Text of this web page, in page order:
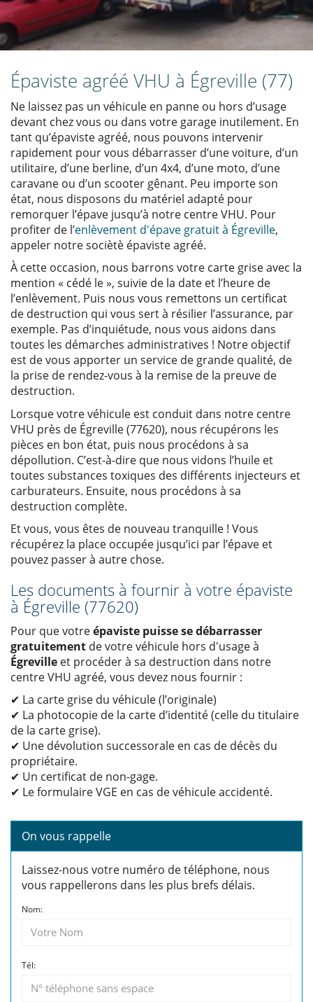
Épaviste agréé VHU à Égreville (77)
Ne laissez pas un véhicule en panne ou hors d’usage
devant chez vous ou dans votre garage inutilement. En
tant qu’épaviste agréé, nous pouvons intervenir
rapidement pour vous débarrasser d’une voiture, d’un
utilitaire, d’une berline, d’un 4x4, d’une moto, d’une
caravane ou d’un scooter gênant. Peu importe son
état, nous disposons du matériel adapté pour
remorquer l’épave jusqu’à notre centre VHU. Pour
profiter de l’enlèvement d'épave gratuit à Égreville,
appeler notre sociètè épaviste agréé.
À cette occasion, nous barrons votre carte grise avec la
mention « cédé le », suivie de la date et l’heure de
l’enlèvement. Puis nous vous remettons un certificat
de destruction qui vous sert à résilier l’assurance, par
exemple. Pas d’inquiétude, nous vous aidons dans
toutes les démarches administratives ! Notre objectif
est de vous apporter un service de grande qualité, de
la prise de rendez-vous à la remise de la preuve de
destruction.
Lorsque votre véhicule est conduit dans notre centre
VHU près de Égreville (77620), nous récupérons les
pièces en bon état, puis nous procédons à sa
dépollution. C’est-à-dire que nous vidons l’huile et
toutes substances toxiques des différents injecteurs et
carburateurs. Ensuite, nous procédons à sa
destruction complète.
Et vous, vous êtes de nouveau tranquille ! Vous
récupérez la place occupée jusqu’ici par l’épave et
pouvez passer à autre chose.
Les documents à fournir à votre épaviste
à Égreville (77620)
Pour que votreépaviste puisse se débarrasser
gratuitement de votre véhicule hors d'usage à
Égreville et procéder à sa destruction dans notre
centre VHU agréé, vous devez nous fournir :
✔ La carte grise du véhicule (l’originale)
✔ La photocopie de la carte d’identité (celle du titulaire
de la carte grise).
✔ Une dévolution successorale en cas de décès du
propriétaire.
✔ Un certificat de non-gage.
✔ Le formulaire VGE en cas de véhicule accidenté.
On vous rappelle
Laissez-nous votre numéro de téléphone, nous
vous rappellerons dans les plus brefs délais.
Nom:
Tél: